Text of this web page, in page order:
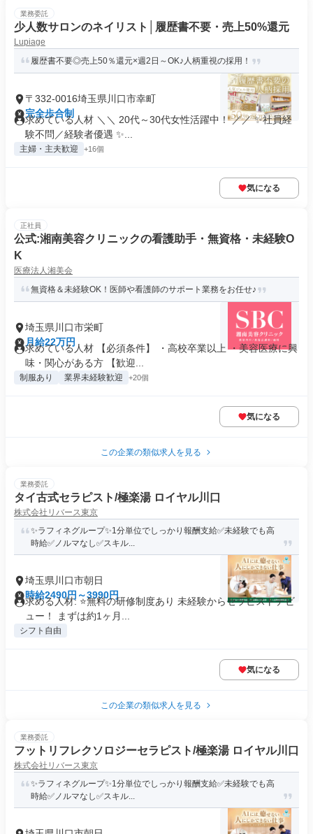
業務委託
少人数サロンのネイリスト│履歴書不要・売上50%還元
Lupiage
履歴書不要◎売上50％還元×週2日～OK♪人柄重視の採用！
〒332-0016埼玉県川口市幸町
完全歩合制
求めている人材 ＼＼ 20代～30代女性活躍中！ ／／ ✨社員経
験不問／経験者優遇 ✨...
主婦・主夫歓迎 +16個
気になる
正社員
公式:湘南美容クリニックの看護助手・無資格・未経験O
K
医療法人湘美会
無資格＆未経験OK！医師や看護師のサポート業務をお任せ♪
埼玉県川口市栄町
月給22万円
求めている人材 【必須条件】 ・高校卒業以上 ・美容医療に興
味・関心がある方 【歓迎...
制服あり 業界未経験歓迎 +20個
気になる
この企業の類似求人を見る
業務委託
タイ古式セラピスト/極楽湯 ロイヤル川口
株式会社リバース東京
✨️ラフィネグループ✨1分単位でしっかり報酬支給️✅未経験でも高
時給✅️ノルマなし✅スキル...
埼玉県川口市朝日
時給2490円～3990円
求める人材: ⭐️無料の研修制度あり 未経験からセラピストデビ
ュー！ まずは約1ヶ月...
シフト自由
気になる
この企業の類似求人を見る
業務委託
フットリフレクソロジーセラピスト/極楽湯 ロイヤル川口
株式会社リバース東京
✨️ラフィネグループ✨1分単位でしっかり報酬支給️✅未経験でも高
時給✅️ノルマなし✅スキル...